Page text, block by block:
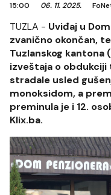
15:00 06. 11. 2025.
TUZLA - Uviđaj u
zvanično okončan,
Tuzlanskog kantona
izveštaja o
stradale usled
monoksidom, a
preminula je i 12.
Klix.ba.